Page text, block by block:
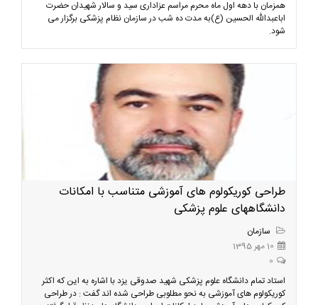
همزمان با دهه اول ماه محرم مراسم عزاداری سید و سالار شهیدان حضرت
اباعبدالله الحسین (ع)به مدت ده شب در سازمان نظام پزشکی برگزار می
شود.
طراحی کوریکولوم های آموزشی متناسب با امکانات
دانشگاههای علوم پزشکی
سازمان
10 مهر 1395
0
​استاد تمام دانشگاه علوم پزشکی شهید صدوقی یزد با اشاره به این که اکثر
کوریکولوم های آموزشی به نحو مطلوبی طراحی شده اند گفت : در طراحی